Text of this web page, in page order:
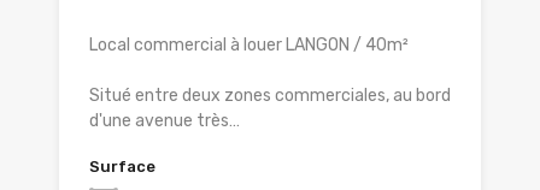
Local commercial à louer LANGON / 40m²
Situé entre deux zones commerciales, au bord
d'une avenue très…
Surface